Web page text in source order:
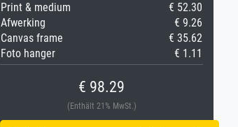
Print & medium
€ 52.30
Afwerking
€ 9.26
Canvas frame
€ 35.62
Foto hanger
€ 1.11
€ 98.29
(Enthält 21% MwSt.)